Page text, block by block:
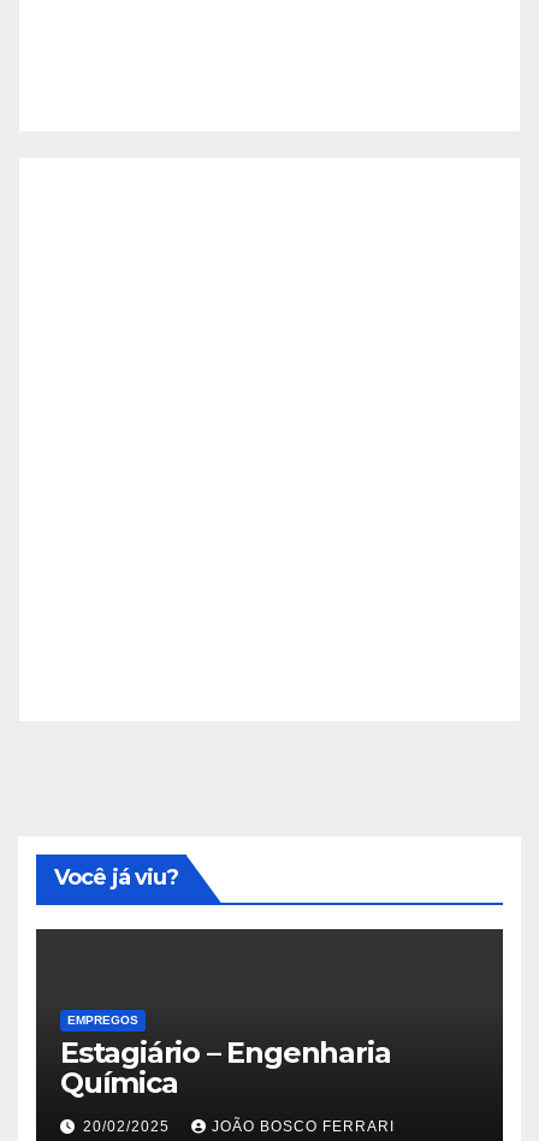
Você já viu?
EMPREGOS
Estagiário – Engenharia
Química
20/02/2025 JOÃO BOSCO FERRARI